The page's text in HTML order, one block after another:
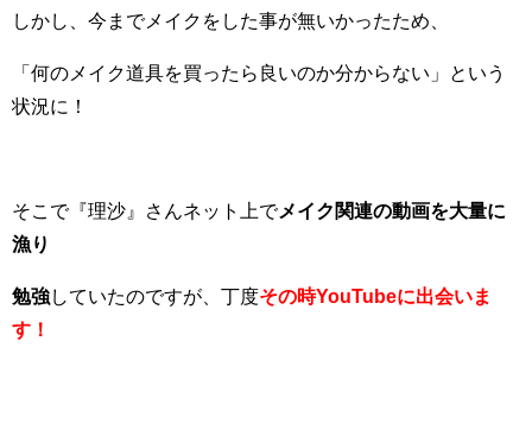
しかし、今までメイクをした事が無いかったため、
「何のメイク道具を買ったら良いのか分からない」という
状況に！
そこで『理沙』さんネット上でメイク関連の動画を大量に
漁り
勉強していたのですが、丁度その時YouTubeに出会いま
す！